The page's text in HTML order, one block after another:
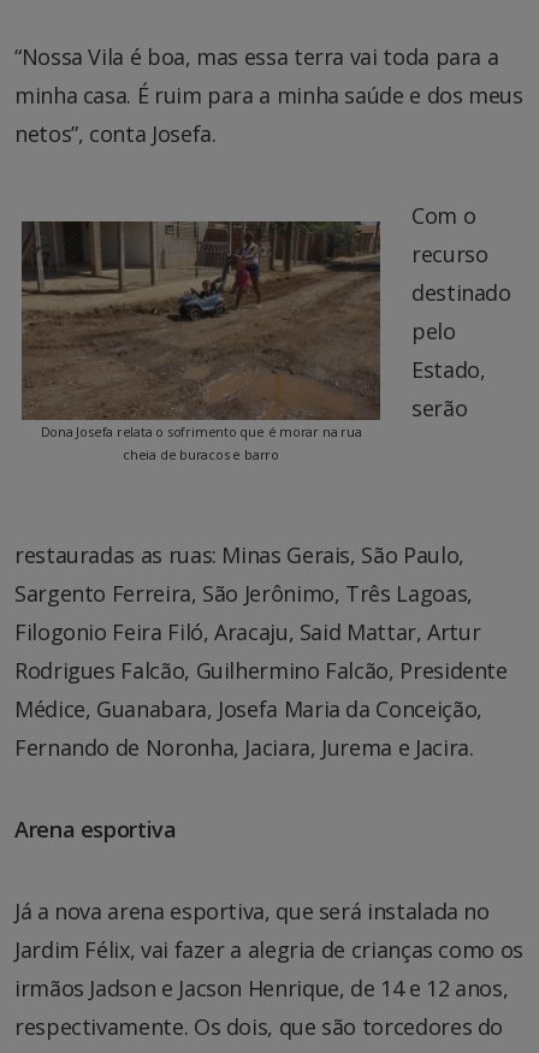
“Nossa Vila é boa, mas essa terra vai toda para a
minha casa. É ruim para a minha saúde e dos meus
netos”, conta Josefa.
Dona Josefa relata o sofrimento que é morar na rua
cheia de buracos e barro
Com o
recurso
destinado
pelo
Estado,
serão
restauradas as ruas: Minas Gerais, São Paulo,
Sargento Ferreira, São Jerônimo, Três Lagoas,
Filogonio Feira Filó, Aracaju, Said Mattar, Artur
Rodrigues Falcão, Guilhermino Falcão, Presidente
Médice, Guanabara, Josefa Maria da Conceição,
Fernando de Noronha, Jaciara, Jurema e Jacira.
Arena esportiva
Já a nova arena esportiva, que será instalada no
Jardim Félix, vai fazer a alegria de crianças como os
irmãos Jadson e Jacson Henrique, de 14 e 12 anos,
respectivamente. Os dois, que são torcedores do